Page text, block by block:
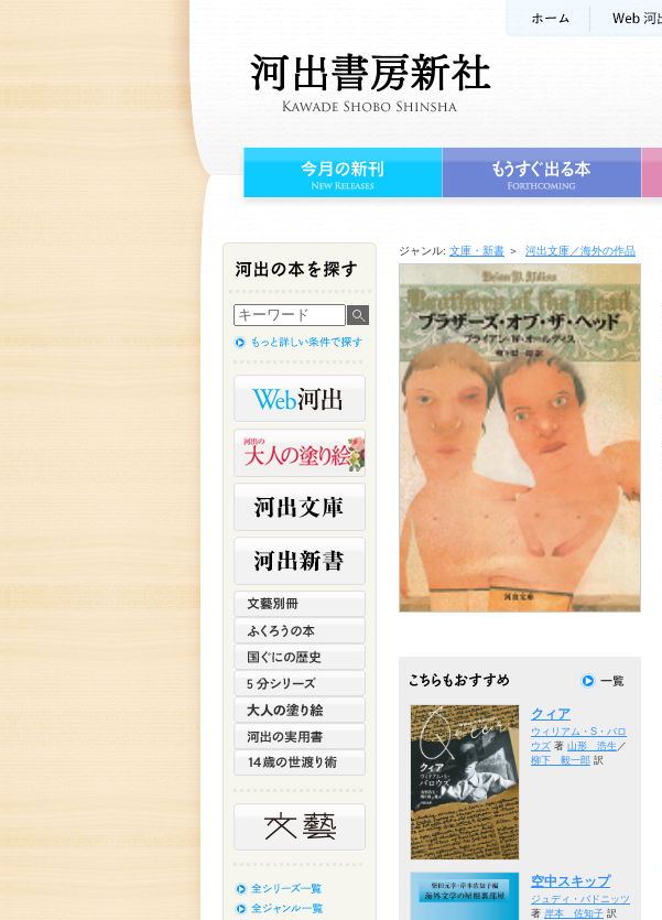
ジャンル: 文庫・新書 ＞ 河出文庫／海外の作品
クィア
ウィリアム・S・バロ
ウズ 著 山形 浩生 ／
柳下 毅一郎 訳
空中スキップ
ジュディ・バドニッツ
著 岸本 佐知子 訳